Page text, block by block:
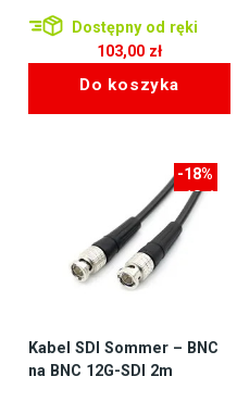
Dostępny od ręki
103,00 zł
Do koszyka
-18%
-18zł
Kabel SDI Sommer – BNC
na BNC 12G-SDI 2m